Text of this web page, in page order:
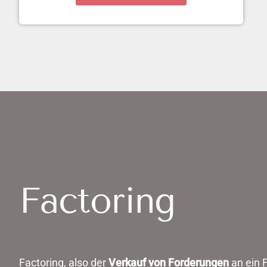
Factoring
Factoring, also derVerkauf von Forderungenan ein